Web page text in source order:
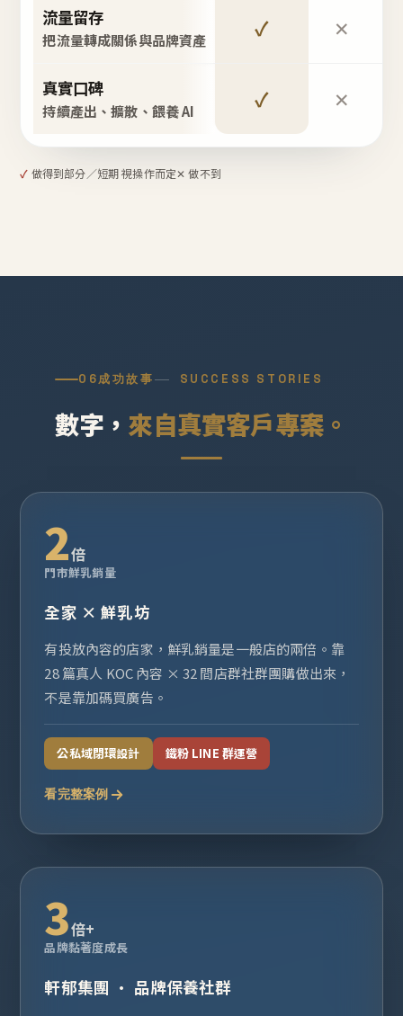
流量留存
把流量轉成關係與品牌資產 ✓ ✕
真實口碑
持續產出、擴散、餵養 AI ✓ ✕
✓ 做得到部分／短期 視操作而定✕ 做不到
06成功故事 SUCCESS STORIES
數字， 來自真實客戶專案。
2倍
門市鮮乳銷量
全家 × 鮮乳坊
有投放內容的店家，鮮乳銷量是一般店的兩倍。靠
28 篇真人 KOC 內容 × 32 間店群社群團購做出來，
不是靠加碼買廣告。
公私域閉環設計 鐵粉 LINE 群運營
看完整案例
3倍+
品牌黏著度成長
軒郁集團 · 品牌保養社群